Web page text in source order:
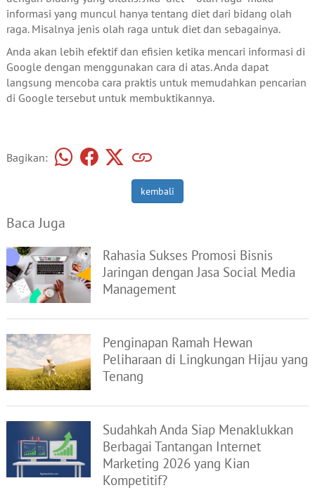
informasi yang muncul hanya tentang diet dari bidang olah
raga. Misalnya jenis olah raga untuk diet dan sebagainya.
Anda akan lebih efektif dan efisien ketika mencari informasi di
Google dengan menggunakan cara di atas. Anda dapat
langsung mencoba cara praktis untuk memudahkan pencarian
di Google tersebut untuk membuktikannya.
Bagikan:
kembali
Baca Juga
Rahasia Sukses Promosi Bisnis
Jaringan dengan Jasa Social Media
Management
Penginapan Ramah Hewan
Peliharaan di Lingkungan Hijau yang
Tenang
Sudahkah Anda Siap Menaklukkan
Berbagai Tantangan Internet
Marketing 2026 yang Kian
Kompetitif?